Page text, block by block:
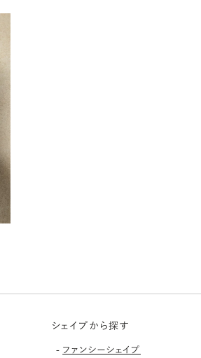
シェイプから探す
- ファンシーシェイプ